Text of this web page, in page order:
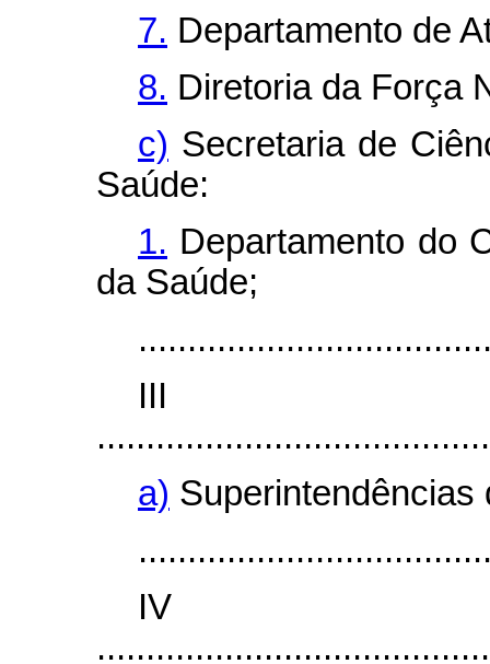
7. Departamento de
8. Diretoria da Força
c) Secretaria de
Saúde:
1. Departamento do
da Saúde;
a) Superintendências